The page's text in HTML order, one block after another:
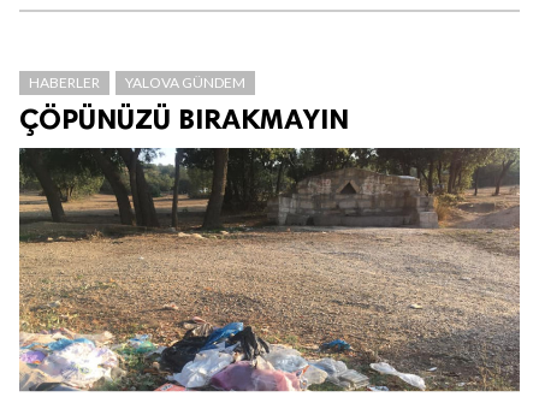
HABERLER YALOVA GÜNDEM
ÇÖPÜNÜZÜ BIRAKMAYIN